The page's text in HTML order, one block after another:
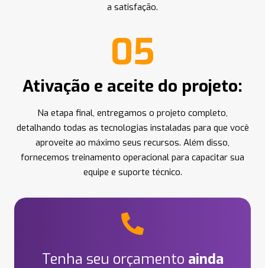
a satisfação.
05
Ativação e aceite do projeto:
Na etapa final, entregamos o projeto completo,
detalhando todas as tecnologias instaladas para que você
aproveite ao máximo seus recursos. Além disso,
fornecemos treinamento operacional para capacitar sua
equipe e suporte técnico.
Tenha seu orçamento ainda